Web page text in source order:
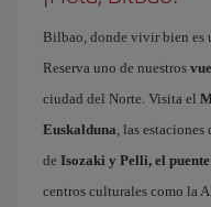
Bilbao, donde vivir bien es
Reserva uno de nuestros
ciudad del Norte. Visita el
Euskalduna, las estaciones
de Isozaki y Pelli, el
centros culturales como la